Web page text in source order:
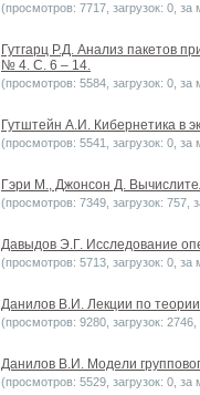
(просмотров: 7717, загрузок: 0, за
Гутгарц Р.Д. Анализ пакетов
№ 4. С. 6 – 14.
(просмотров: 5584, загрузок: 0, за
Гутштейн А.И. Кибернетика в
(просмотров: 5541, загрузок: 0, за
Гэри М., Джонсон Д.
(просмотров: 7349, загрузок: 757,
Давыдов Э.Г. Исследование
(просмотров: 5713, загрузок: 0, за
Данилов В.И. Лекции по
(просмотров: 9280, загрузок:
Данилов В.И. Модели
(просмотров: 5529, загрузок: 0, за